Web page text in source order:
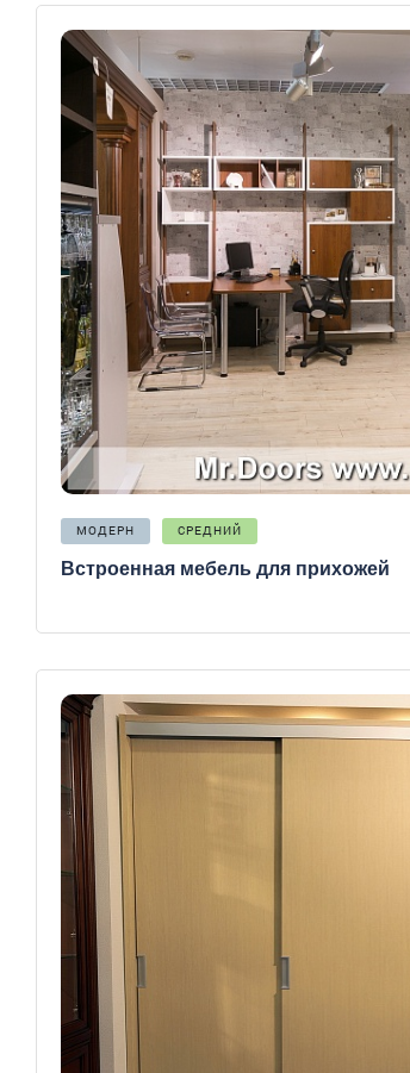
МОДЕРН СРЕДНИЙ
Встроенная мебель для прихожей